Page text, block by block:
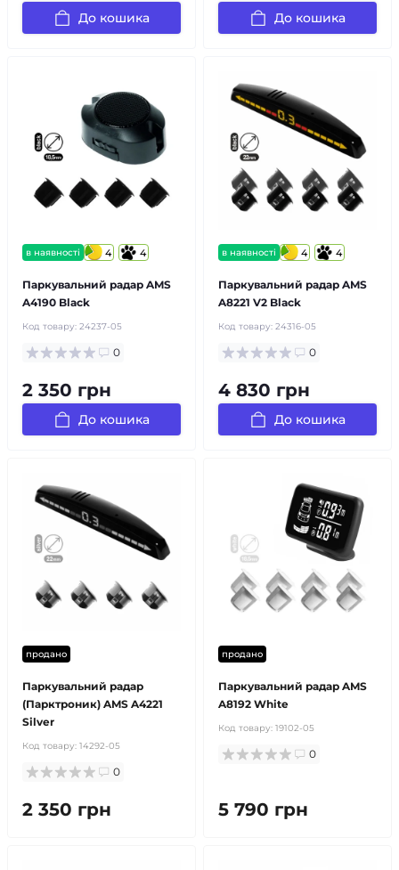
До кошика До кошика
в наявності 4 4
Паркувальний радар AMS
A4190 Black
Код товару: 24237-05
0
2 350 грн
До кошика
в наявності 4 4
Паркувальний радар AMS
A8221 V2 Black
Код товару: 24316-05
0
4 830 грн
До кошика
продано
Паркувальний радар
(Парктроник) AMS A4221
Silver
Код товару: 14292-05
0
2 350 грн
продано
Паркувальний радар AMS
A8192 White
Код товару: 19102-05
0
5 790 грн